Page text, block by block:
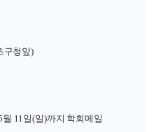
구청앞)
11일(일)까지 학회메일